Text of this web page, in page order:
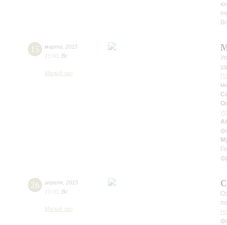
15 марта
2015
15:00 Вс
Малый зал
26 апреля 2015
15:00 Вс
Малый зал